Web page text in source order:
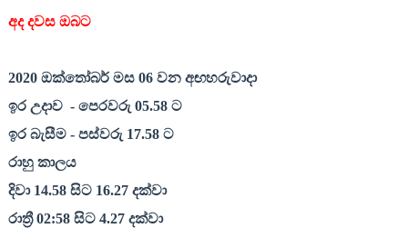
අද දවස ඔබට
2020ඔක්තෝබර් මස 06වන අඟහරුවාදා
ඉර උදාව - පෙරවරු 05.58ට
ඉර බැසීම - පස්වරු 17.58ට
රාහු කාලය
දිවා 14.58සිට 16.27දක්වා
රාත්‍රී02:58සිට 4.27දක්වා